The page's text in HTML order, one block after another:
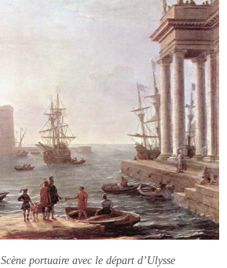
Scène portuaire avec le départ d’Ulysse